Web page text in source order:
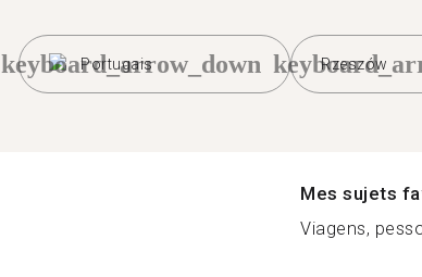
Portugais
keyboard_arrow_down Rzeszów
Mes sujets
Viagens,